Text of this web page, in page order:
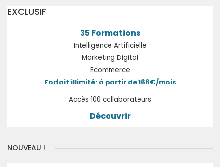
EXCLUSIF
35 Formations
Intelligence Artificielle
Marketing Digital
Ecommerce
Forfait illimité: à partir de 166€/mois
Accès 100 collaborateurs
Découvrir
NOUVEAU !